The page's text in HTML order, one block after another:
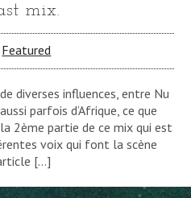
mix.
Featured
diverses influences, entre Nu
parfois d’Afrique, ce que
2ème partie de ce mix qui est
voix qui font la scène
[…]